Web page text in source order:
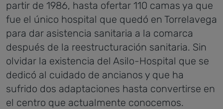
partir de 1986, hasta ofertar 110 camas ya que
fue el único hospital que quedó en Torrelavega
para dar asistencia sanitaria a la comarca
después de la reestructuración sanitaria. Sin
olvidar la existencia del Asilo-Hospital que se
dedicó al cuidado de ancianos y que ha
sufrido dos adaptaciones hasta convertirse en
el centro que actualmente conocemos.